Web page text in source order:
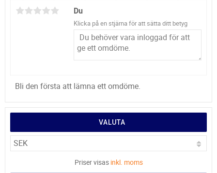
Du
Klicka på en stjärna för att sätta ditt betyg
Bli den första att lämna ett omdöme.
VALUTA
Priser visas inkl. moms